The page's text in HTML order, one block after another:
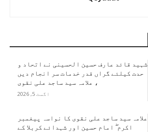
شہید قائد عارف حسین الحسینی نے اتحاد و
حدت کیلئے گراں قدر خدمات سر انجام دیں
، علامہ سید ساجد علی نقوی
اگست 5, 2026
علامہ سید ساجد علی نقوی کا نواسہ پیغمبر
اکرم ۖ امام حسین اور شہدائے کربلا کے